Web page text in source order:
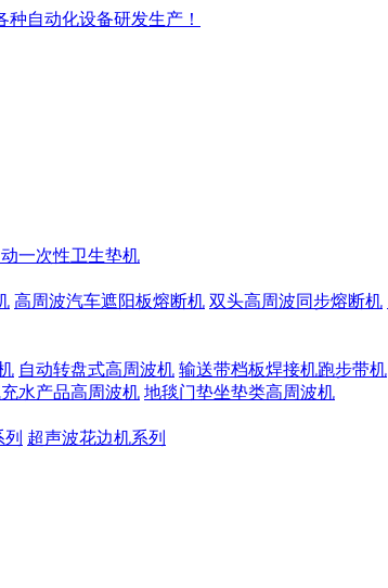
一次性卫生垫机
高周波汽车遮阳板熔断机 双头高周波同步熔断机
自动转盘式高周波机 输送带档板焊接机跑步带机
水产品高周波机 地毯门垫坐垫类高周波机
超声波花边机系列